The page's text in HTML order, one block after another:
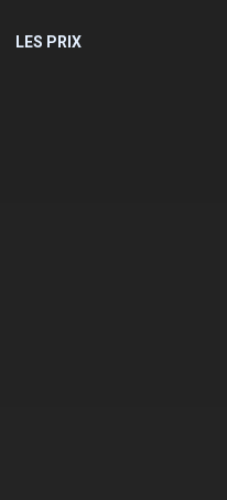
LES PRIX